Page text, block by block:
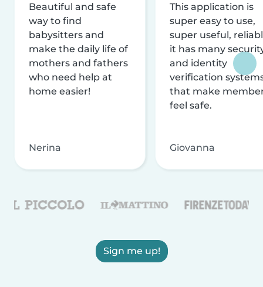
Beautiful and safe
way to find
babysitters and
make the daily life of
mothers and fathers
who need help at
home easier!
Nerina
This application is
super easy to use,
super useful,
it has many
and identity
verification
that make
feel safe.
Giovanna
Sign me up!